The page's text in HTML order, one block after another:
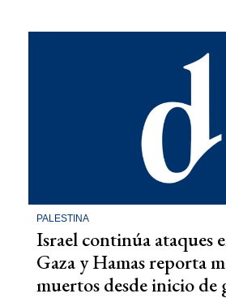
PALESTINA
Israel continúa ataques
Gaza y Hamas reporta
muertos desde inicio de